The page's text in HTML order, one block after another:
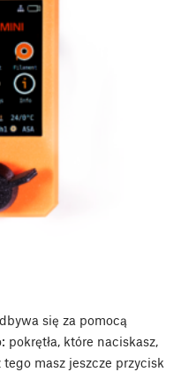
się za pomocą
które naciskasz,
masz jeszcze przycisk